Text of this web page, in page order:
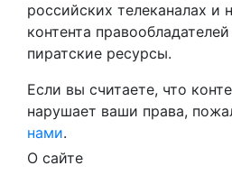
российских телеканалах и
контента
пиратские ресурсы.
Если вы считаете, что
нарушает ваши права,
нами.
О сайте